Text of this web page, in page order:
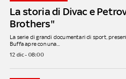
La storia di Divac e
Brothers"
La serie di grandi documentari di sport,
Buffa apre con una...
12 dic - 08:00